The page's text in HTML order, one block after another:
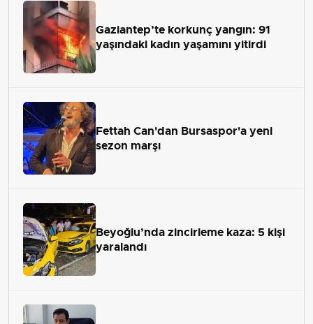
Gaziantep’te korkunç yangın: 91
yaşındaki kadın yaşamını yitirdi
Fettah Can'dan Bursaspor'a yeni
sezon marşı
Beyoğlu’nda zincirleme kaza: 5 kişi
yaralandı